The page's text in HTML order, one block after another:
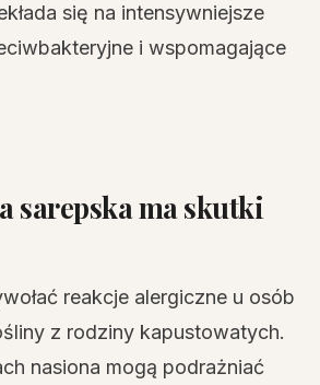
się na intensywniejsze
i wspomagające
sarepska ma skutki
reakcje alergiczne u osób
z rodziny kapustowatych.
nasiona mogą podrażniać